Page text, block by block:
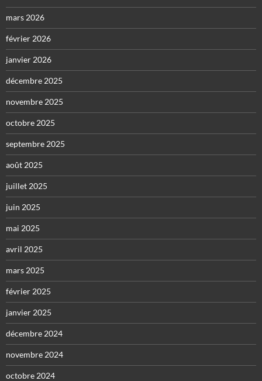
mars 2026
février 2026
janvier 2026
décembre 2025
novembre 2025
octobre 2025
septembre 2025
août 2025
juillet 2025
juin 2025
mai 2025
avril 2025
mars 2025
février 2025
janvier 2025
décembre 2024
novembre 2024
octobre 2024